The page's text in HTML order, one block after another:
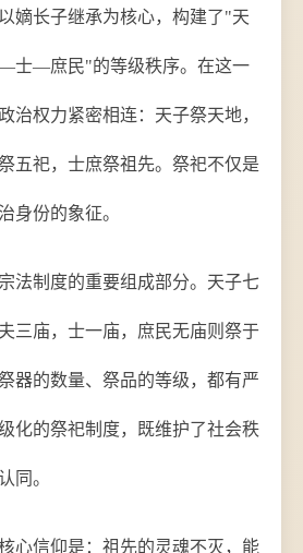
嫡长子继承为核心，构建了"天
—庶民"的等级秩序。在这一
治权力紧密相连：天子祭天地，
五祀，士庶祭祖先。祭祀不仅是
身份的象征。
法制度的重要组成部分。天子七
三庙，士一庙，庶民无庙则祭于
器的数量、祭品的等级，都有严
化的祭祀制度，既维护了社会秩
同。
心信仰是：祖先的灵魂不灭，能